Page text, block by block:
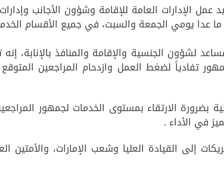
عمل الإدارات العامة للإقامة وشؤون الأجانب
عدا يومي الجمعة والسبت، في جميع الأقسام
لشؤون الجنسية والإقامة والمنافذ بالإنابة،
تفادياً لضغط العمل وازدحام المراجعين المتوقع
بضرورة الارتقاء بمستوى الخدمات لجمهور
في الأداء .
إلى القيادة العليا وشعب الإمارات،